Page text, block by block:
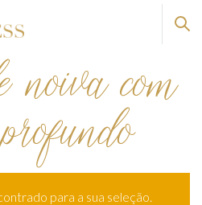
noiva com
para a sua seleção.